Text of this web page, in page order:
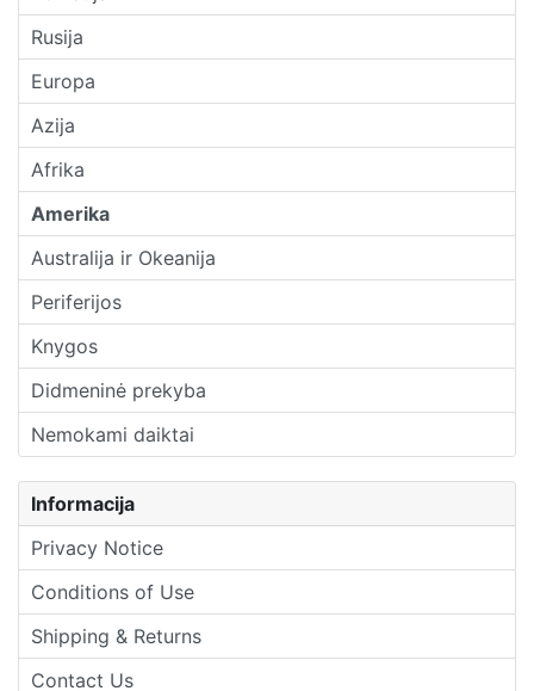
Rusija
Europa
Azija
Afrika
Amerika
Australija ir Okeanija
Periferijos
Knygos
Didmeninė prekyba
Nemokami daiktai
Informacija
Privacy Notice
Conditions of Use
Shipping & Returns
Contact Us